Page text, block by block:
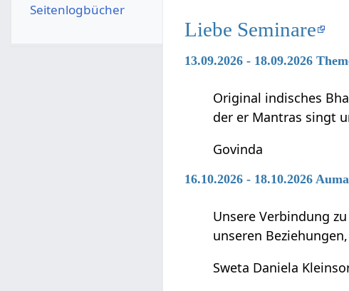
Liebe Seminare
13.09.2026 - 18.09.2026
Original indisches
der er Mantras singt
Govinda
16.10.2026 - 18.10.2026
Unsere Verbindung
unseren
Sweta Daniela
Seitenlogbücher